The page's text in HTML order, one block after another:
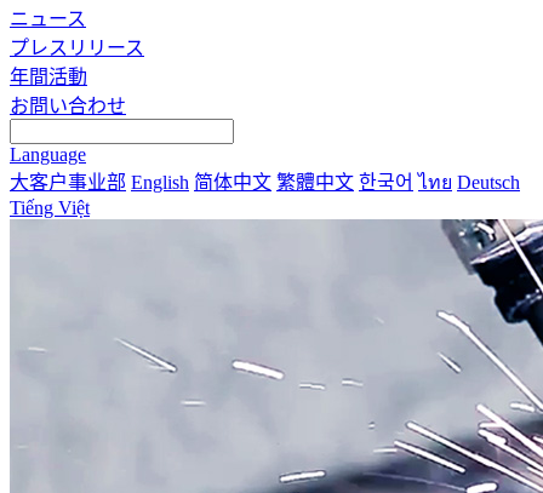
ニュース
プレスリリース
年間活動
お問い合わせ
Language
大客户事业部 English 简体中文 繁體中文 한국어 ไทย Deutsch
Tiếng Việt